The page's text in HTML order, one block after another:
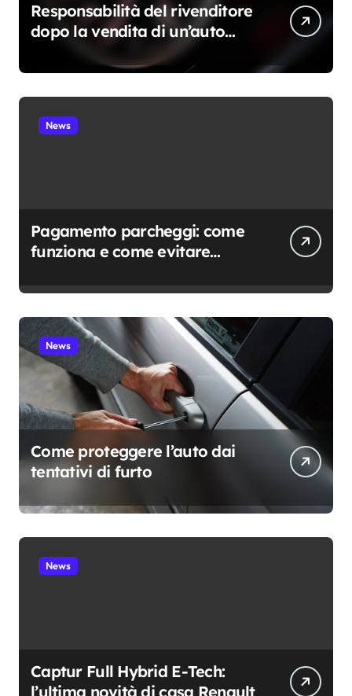
Responsabilità del rivenditore
dopo la vendita di un’auto
usata: cosa resta davvero a
suo carico
News
Pagamento parcheggi: come
funziona e come evitare
News
Come proteggere l’auto dai
tentativi di furto
News
Captur Full Hybrid E-Tech:
l’ultima novità di casa Renault